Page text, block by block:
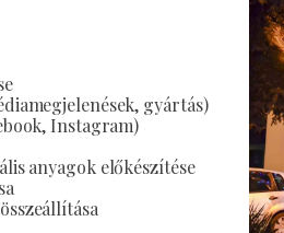
gyártás)
Instagram)
anyagok előkészítése